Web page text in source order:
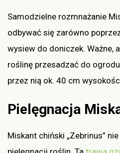
Samodzielne rozmnażanie
odbywać się zarówno
wysiew do doniczek. Ważne,
roślinę przesadzać do
przez nią ok. 40 cm
Pielęgnacja
Miskant chiński „Zebrinus”